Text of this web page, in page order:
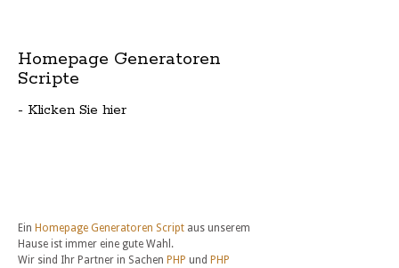
Homepage Generatoren
Scripte
- Klicken Sie hier
Ein Homepage Generatoren Script aus unserem
Hause ist immer eine gute Wahl.
Wir sind Ihr Partner in Sachen PHP und PHP